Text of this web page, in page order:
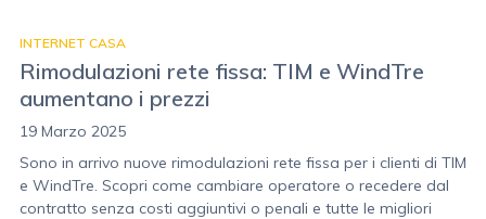
INTERNET CASA
Rimodulazioni rete fissa: TIM e WindTre
aumentano i prezzi
19 Marzo 2025
Sono in arrivo nuove rimodulazioni rete fissa per i clienti di TIM
e WindTre. Scopri come cambiare operatore o recedere dal
contratto senza costi aggiuntivi o penali e tutte le migliori